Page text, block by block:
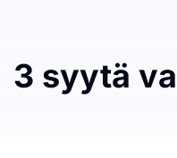
3 syytä